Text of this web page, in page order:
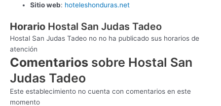
Sitio web: hoteleshonduras.net
Horario Hostal San Judas Tadeo
Hostal San Judas Tadeo no no ha publicado sus horarios de
atención
Comentarios sobre Hostal San
Judas Tadeo
Este establecimiento no cuenta con comentarios en este
momento